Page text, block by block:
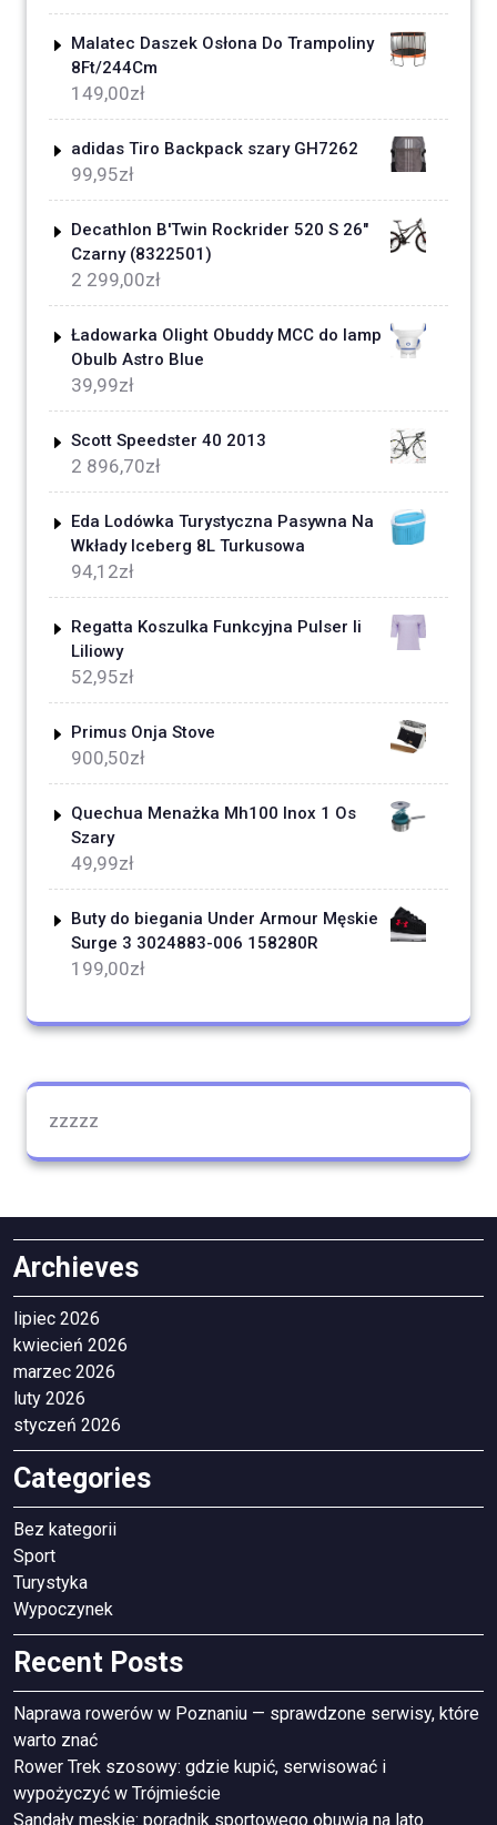
Malatec Daszek Osłona Do Trampoliny
8Ft/244Cm
149,00zł
adidas Tiro Backpack szary GH7262
99,95zł
Decathlon B'Twin Rockrider 520 S 26"
Czarny (8322501)
2 299,00zł
Ładowarka Olight Obuddy MCC do lamp
Obulb Astro Blue
39,99zł
Scott Speedster 40 2013
2 896,70zł
Eda Lodówka Turystyczna Pasywna Na
Wkłady Iceberg 8L Turkusowa
94,12zł
Regatta Koszulka Funkcyjna Pulser Ii
Liliowy
52,95zł
Primus Onja Stove
900,50zł
Quechua Menażka Mh100 Inox 1 Os
Szary
49,99zł
Buty do biegania Under Armour Męskie
Surge 3 3024883-006 158280R
199,00zł
zzzzz
Archieves
lipiec 2026
kwiecień 2026
marzec 2026
luty 2026
styczeń 2026
Categories
Bez kategorii
Sport
Turystyka
Wypoczynek
Recent Posts
Naprawa rowerów w Poznaniu — sprawdzone serwisy, które
warto znać
Rower Trek szosowy: gdzie kupić, serwisować i
wypożyczyć w Trójmieście
Sandały męskie: poradnik sportowego obuwia na lato